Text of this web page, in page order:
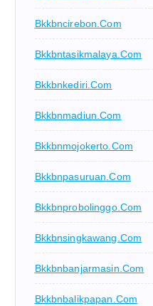
Bkkbncirebon.com
Bkkbntasikmalaya.com
Bkkbnkediri.com
Bkkbnmadiun.com
Bkkbnmojokerto.com
Bkkbnpasuruan.com
Bkkbnprobolinggo.com
Bkkbnsingkawang.com
Bkkbnbanjarmasin.com
Bkkbnbalikpapan.com